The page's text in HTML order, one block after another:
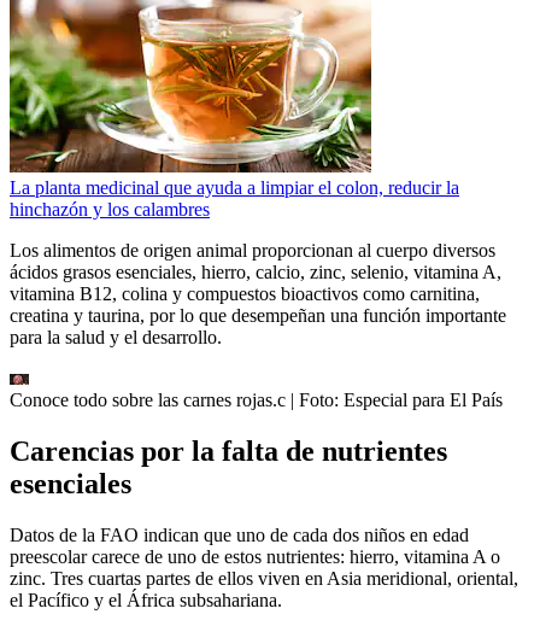
La planta medicinal que ayuda a limpiar el colon, reducir la
hinchazón y los calambres
Los alimentos de origen animal proporcionan al cuerpo diversos
ácidos grasos esenciales, hierro, calcio, zinc, selenio, vitamina A,
vitamina B12, colina y compuestos bioactivos como carnitina,
creatina y taurina, por lo que desempeñan una función importante
para la salud y el desarrollo.
Conoce todo sobre las carnes rojas.c | Foto: Especial para El País
Carencias por la falta de nutrientes
esenciales
Datos de la FAO indican que uno de cada dos niños en edad
preescolar carece de uno de estos nutrientes: hierro, vitamina A o
zinc. Tres cuartas partes de ellos viven en Asia meridional, oriental,
el Pacífico y el África subsahariana.